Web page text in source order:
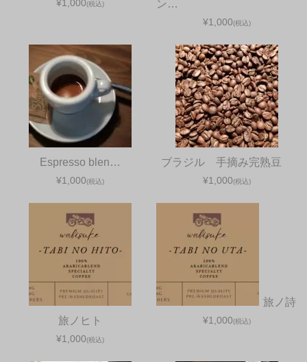
¥1,000(税込)
ン…
¥1,000(税込)
Espresso blen…
¥1,000(税込)
ブラジル 手摘み完熟豆
¥1,000(税込)
旅ノヒト
¥1,000(税込)
旅ノ詩
¥1,000(税込)